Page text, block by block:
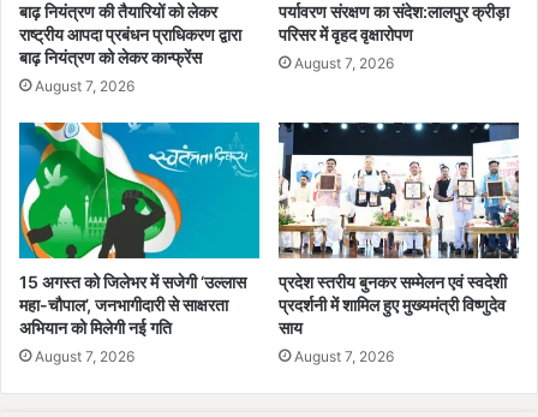
बाढ़ नियंत्रण की तैयारियों को लेकर
राष्ट्रीय आपदा प्रबंधन प्राधिकरण द्वारा
बाढ़ नियंत्रण को लेकर कान्फ्रेंस
August 7, 2026
पर्यावरण संरक्षण का संदेश:लालपुर क्रीड़ा
परिसर में वृहद वृक्षारोपण
August 7, 2026
15 अगस्त को जिलेभर में सजेगी ‘उल्लास
महा-चौपाल’, जनभागीदारी से साक्षरता
अभियान को मिलेगी नई गति
August 7, 2026
प्रदेश स्तरीय बुनकर सम्मेलन एवं स्वदेशी
प्रदर्शनी में शामिल हुए मुख्यमंत्री विष्णुदेव
साय
August 7, 2026